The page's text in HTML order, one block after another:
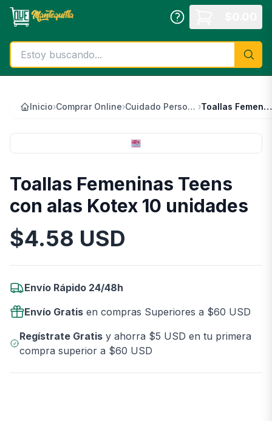
Saltar al contenido principal
Inicio›Comprar Online› Cuidado Personal › Toallas Femeninas Teens con alas Kotex 10 unidades
Toallas Femeninas Teens
con alas Kotex 10 unidades
Información del Producto
$4.58 USD
Envío Rápido 24/48h
Envío Gratis en compras Superiores a $60 USD
Regístrate Gratisy ahorra $5 USD en tu primera
compra superior a $60 USD